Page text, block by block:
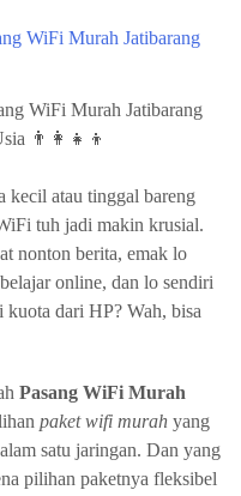
WiFi Murah Jatibarang
👨‍👩‍👧‍👦
kecil atau tinggal bareng
tuh jadi makin krusial.
nonton berita, emak lo
online, dan lo sendiri
kuota dari HP? Wah, bisa
Pasang WiFi Murah
paket wifi murah yang
satu jaringan. Dan yang
pilihan paketnya fleksibel